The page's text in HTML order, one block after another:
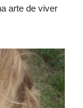
arte de viver